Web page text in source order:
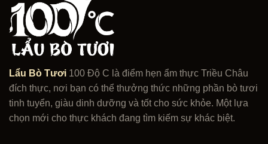
Lẩu Bò Tươi 100 Độ C là điểm hẹn ẩm thực Triều Châu
đích thực, nơi bạn có thể thưởng thức những phần bò tươi
tinh tuyển, giàu dinh dưỡng và tốt cho sức khỏe. Một lựa
chọn mới cho thực khách đang tìm kiếm sự khác biệt.